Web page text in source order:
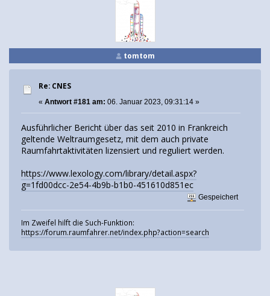
tomtom
Re: CNES
« Antwort #181 am: 06. Januar 2023, 09:31:14 »
Ausführlicher Bericht über das seit 2010 in Frankreich
geltende Weltraumgesetz, mit dem auch private
Raumfahrtaktivitäten lizensiert und reguliert werden.
https://www.lexology.com/library/detail.aspx?
g=1fd00dcc-2e54-4b9b-b1b0-451610d851ec
Gespeichert
Im Zweifel hilft die Such-Funktion:
https://forum.raumfahrer.net/index.php?action=search